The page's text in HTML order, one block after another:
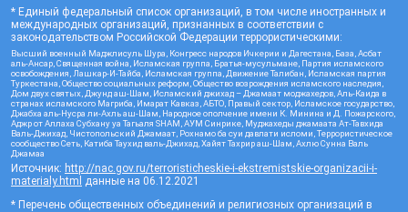
* Единый федеральный список организаций, в том числе иностранных и
международных организаций, признанных в соответствии с
законодательством Российской Федерации террористическими:
Высший военный Маджлисуль Шура, Конгресс народов Ичкерии и Дагестана, База, Асбат
аль-Ансар, Священная война, Исламская группа, Братья-мусульмане, Партия исламского
освобождения, Лашкар-И-Тайба, Исламская группа, Движение Талибан, Исламская партия
Туркестана, Общество социальных реформ, Общество возрождения исламского наследия,
Дом двух святых, Джунд аш-Шам, Исламский джихад – Джамаат моджахедов, Аль-Каида в
странах исламского Магриба, Имарат Кавказ, АБТО, Правый сектор, Исламское государство,
Джабха аль-Нусра ли-Ахль аш-Шам, Народное ополчение имени К. Минина и Д. Пожарского,
Аджр от Аллаха Субхану уа Тагьаля SHAM, АУМ Синрике, Муджахеды джамаата Ат-Тавхида
Валь-Джихад, Чистопольский Джамаат, Рохнамо ба суи давлати исломи, Террористическое
сообщество Сеть, Катиба Таухид валь-Джихад, Хайят Тахрир аш-Шам, Ахлю Сунна Валь
Джамаа
Источник: http://nac.gov.ru/terroristicheskie-i-ekstremistskie-organizacii-i-
materialy.html данные на 06.12.2021
* Перечень общественных объединений и религиозных организаций в